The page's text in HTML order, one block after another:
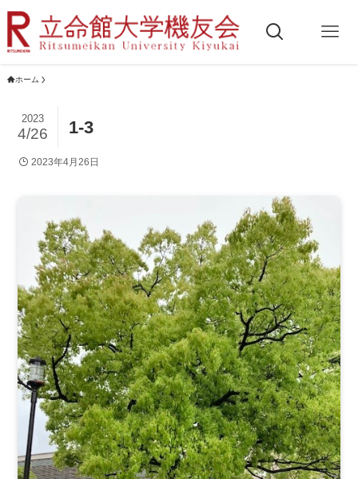
ホーム
1-3
2023
4/26
2023年4月26日